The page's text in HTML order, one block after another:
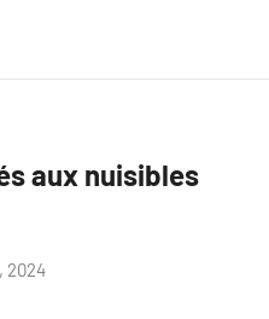
aux nuisibles
2024